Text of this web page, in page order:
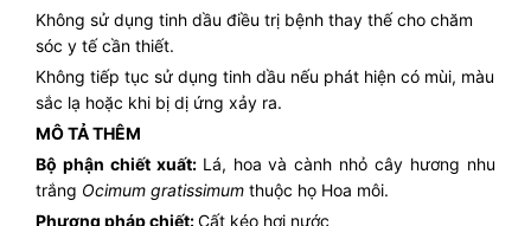
Không sử dụng tinh dầu điều trị bệnh thay thế cho chăm
sóc y tế cần thiết.
Không tiếp tục sử dụng tinh dầu nếu phát hiện có mùi, màu
sắc lạ hoặc khi bị dị ứng xảy ra.
MÔ TẢ THÊM
Bộ phận chiết xuất: Lá, hoa và cành nhỏ cây hương nhu
trắng Ocimum gratissimum thuộc họ Hoa môi.
Phương pháp chiết:Cất kéo hơi nước